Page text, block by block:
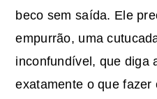
beco sem saída. Ele
empurrão, uma
inconfundível, que diga
exatamente o que fazer